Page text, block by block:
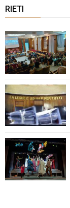
RIETI